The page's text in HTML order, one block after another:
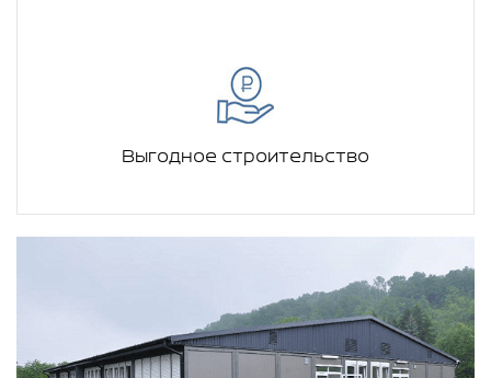
Выгодное строительство